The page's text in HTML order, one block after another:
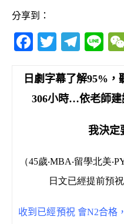
分享到：
F
c
e
o
k
T
it
te
T
e
g
m
Li
e
日劇字幕了解95% ，
306小時…依老師建
我決定
（45歲‧MBA‧留學北美
日文已經提前預
收到已經預祝 會N2合格